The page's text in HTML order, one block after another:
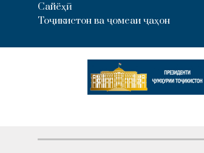
Сайёҳӣ
Тоҷикистон ва ҷомеаи ҷаҳон